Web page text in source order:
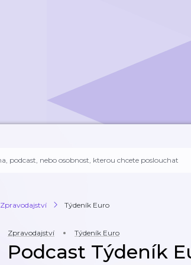
Zpravodajství Týdeník Euro
Zpravodajství Týdeník Euro
Podcast Týdeník